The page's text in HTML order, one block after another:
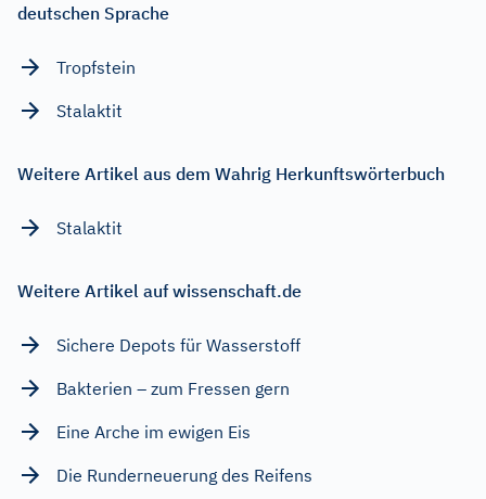
deutschen Sprache
Tropfstein
Stalaktit
Weitere Artikel aus dem Wahrig Herkunftswörterbuch
Stalaktit
Weitere Artikel auf wissenschaft.de
Sichere Depots für Wasserstoff
Bakterien – zum Fressen gern
Eine Arche im ewigen Eis
Die Runderneuerung des Reifens